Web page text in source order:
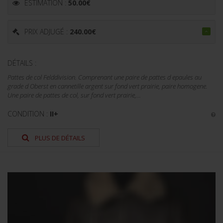
ESTIMATION : 50.00€
PRIX ADJUGÉ : 240.00€
DÉTAILS :
Pattes de col Felddivision. Comprenant une paire de pattes d epaules au
grade d Oberst en cannetille argent sur fond vert prairie, paire homogene.
Une paire de pattes de col, sur fond vert prairie,...
CONDITION : II+
PLUS DE DÉTAILS